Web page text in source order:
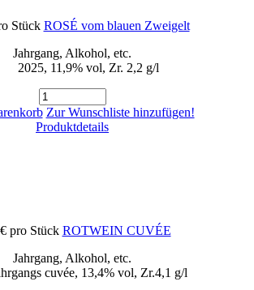
Stück ROSÉ vom blauen Zweigelt
Jahrgang, Alkohol, etc.
2025, 11,9% vol, Zr. 2,2 g/l
Zur Wunschliste hinzufügen!
Produktdetails
pro Stück ROTWEIN CUVÉE
Jahrgang, Alkohol, etc.
cuvée, 13,4% vol, Zr.4,1 g/l